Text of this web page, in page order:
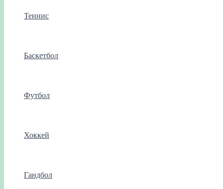
Теннис
Баскетбол
Футбол
Хоккей
Гандбол